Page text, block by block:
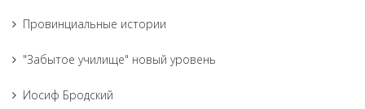
Провинциальные истории
"Забытое училище" новый уровень
Иосиф Бродский